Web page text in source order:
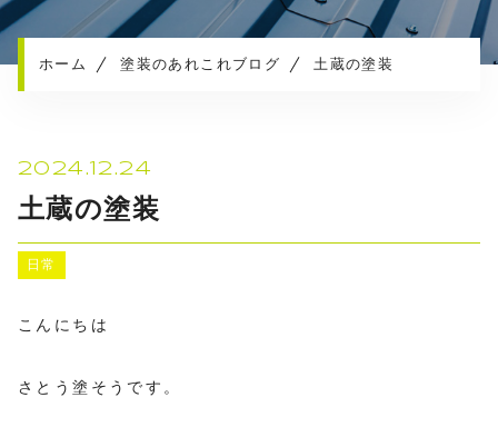
施工の流れ
ホーム 塗装のあれこれブログ 土蔵の塗装
2024.12.24
土蔵の塗装
日常
こんにちは
さとう塗そうです。